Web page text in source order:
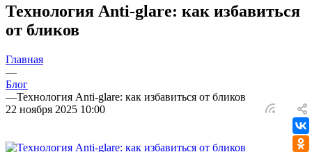
Технология Anti-glare: как избавиться
от бликов
Главная
—
Блог
—Технология Anti-glare: как избавиться от бликов
22 ноября 2025 10:00